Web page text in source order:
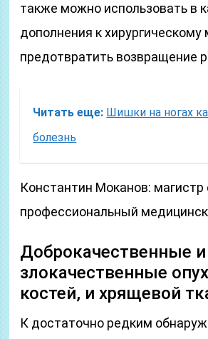
также можно использовать в
дополнения к хирургическому
предотвратить возвращение
Читать еще: Шишки на ногах
болезнь
Константин Моканов:
профессиональный
Доброкачественные и
злокачественные
костей, и хрящевой
К достаточно редким